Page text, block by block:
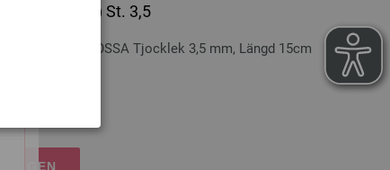
plastgrepp) St. 3,5
från LANA GROSSA Tjocklek 3,5 mm, Längd 15cm